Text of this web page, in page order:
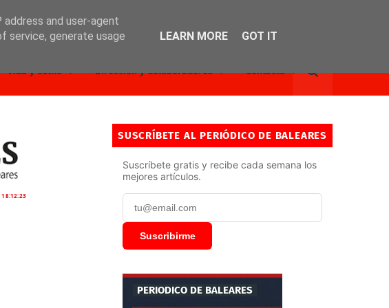
Vida y estilo Dirección y Colaboradores Contacto
18:12:24
SUSCRÍBETE AL PERIÓDICO DE BALEARES
Suscríbete gratis y recibe cada semana los
mejores artículos.
Suscribirme
PERIODICO DE BALEARES
and user-agent
service, generate usage
LEARN MORE GOT IT